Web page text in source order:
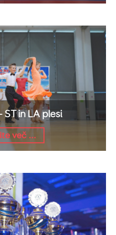
ST in LA plesi
več ...